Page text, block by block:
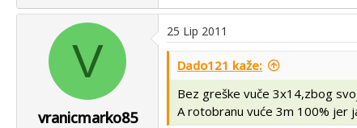
V
vranicmarko85
25 Lip 2011
Dado121 kaže:
Bez greške vuče 3x14,zbog
A rotobranu vuće 3m 100% jer